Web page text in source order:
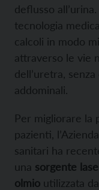
deflusso
tecnologia
calcoli in modo
attraverso le vie
dell’uretra,
addominali.
Per migliorare la
pazienti,
sanitari ha
una sorgente
olmio utilizzata